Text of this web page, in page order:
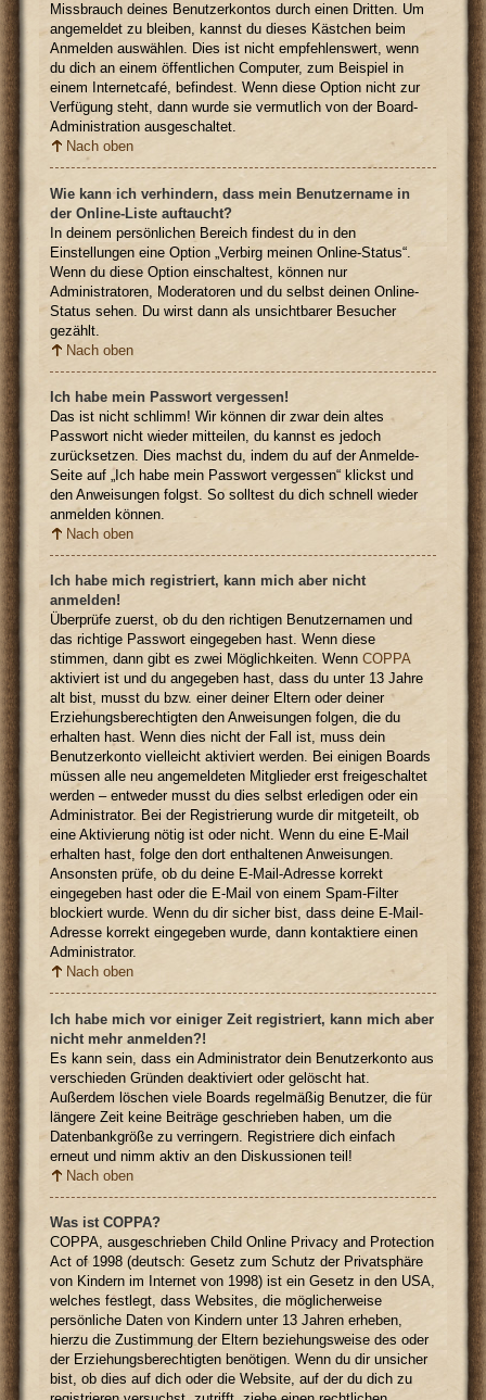
Missbrauch deines Benutzerkontos durch einen Dritten. Um
angemeldet zu bleiben, kannst du dieses Kästchen beim
Anmelden auswählen. Dies ist nicht empfehlenswert, wenn
du dich an einem öffentlichen Computer, zum Beispiel in
einem Internetcafé, befindest. Wenn diese Option nicht zur
Verfügung steht, dann wurde sie vermutlich von der Board-
Administration ausgeschaltet.
Nach oben
Wie kann ich verhindern, dass mein Benutzername in
der Online-Liste auftaucht?
In deinem persönlichen Bereich findest du in den
Einstellungen eine Option „Verbirg meinen Online-Status“.
Wenn du diese Option einschaltest, können nur
Administratoren, Moderatoren und du selbst deinen Online-
Status sehen. Du wirst dann als unsichtbarer Besucher
gezählt.
Nach oben
Ich habe mein Passwort vergessen!
Das ist nicht schlimm! Wir können dir zwar dein altes
Passwort nicht wieder mitteilen, du kannst es jedoch
zurücksetzen. Dies machst du, indem du auf der Anmelde-
Seite auf „Ich habe mein Passwort vergessen“ klickst und
den Anweisungen folgst. So solltest du dich schnell wieder
anmelden können.
Nach oben
Ich habe mich registriert, kann mich aber nicht
anmelden!
Überprüfe zuerst, ob du den richtigen Benutzernamen und
das richtige Passwort eingegeben hast. Wenn diese
stimmen, dann gibt es zwei Möglichkeiten. WennCOPPA
aktiviert ist und du angegeben hast, dass du unter 13 Jahre
alt bist, musst du bzw. einer deiner Eltern oder deiner
Erziehungsberechtigten den Anweisungen folgen, die du
erhalten hast. Wenn dies nicht der Fall ist, muss dein
Benutzerkonto vielleicht aktiviert werden. Bei einigen Boards
müssen alle neu angemeldeten Mitglieder erst freigeschaltet
werden – entweder musst du dies selbst erledigen oder ein
Administrator. Bei der Registrierung wurde dir mitgeteilt, ob
eine Aktivierung nötig ist oder nicht. Wenn du eine E-Mail
erhalten hast, folge den dort enthaltenen Anweisungen.
Ansonsten prüfe, ob du deine E-Mail-Adresse korrekt
eingegeben hast oder die E-Mail von einem Spam-Filter
blockiert wurde. Wenn du dir sicher bist, dass deine E-Mail-
Adresse korrekt eingegeben wurde, dann kontaktiere einen
Administrator.
Nach oben
Ich habe mich vor einiger Zeit registriert, kann mich aber
nicht mehr anmelden?!
Es kann sein, dass ein Administrator dein Benutzerkonto aus
verschieden Gründen deaktiviert oder gelöscht hat.
Außerdem löschen viele Boards regelmäßig Benutzer, die für
längere Zeit keine Beiträge geschrieben haben, um die
Datenbankgröße zu verringern. Registriere dich einfach
erneut und nimm aktiv an den Diskussionen teil!
Nach oben
Was ist COPPA?
COPPA, ausgeschrieben Child Online Privacy and Protection
Act of 1998 (deutsch: Gesetz zum Schutz der Privatsphäre
von Kindern im Internet von 1998) ist ein Gesetz in den USA,
welches festlegt, dass Websites, die möglicherweise
persönliche Daten von Kindern unter 13 Jahren erheben,
hierzu die Zustimmung der Eltern beziehungsweise des oder
der Erziehungsberechtigten benötigen. Wenn du dir unsicher
bist, ob dies auf dich oder die Website, auf der du dich zu